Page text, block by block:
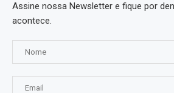
Assine nossa Newsletter e fique por
acontece.